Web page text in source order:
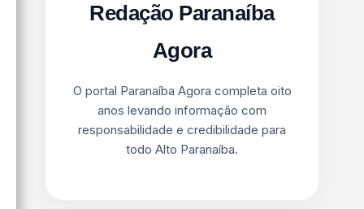
Redação Paranaíba
Agora
O portal Paranaíba Agora completa oito
anos levando informação com
responsabilidade e credibilidade para
todo Alto Paranaíba.